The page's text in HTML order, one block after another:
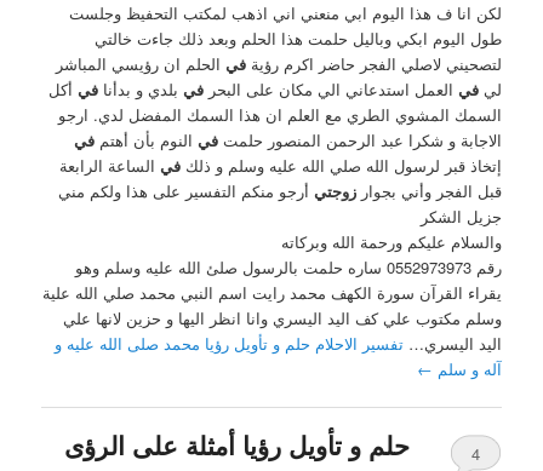
لكن انا ف هذا اليوم ابي منعني اني اذهب لمكتب التحفيظ وجلست
طول اليوم ابكي وباليل حلمت هذا الحلم وبعد ذلك جاءت خالتي
لتصحيني لاصلي الفجر حاضر اكرم رؤيةفي الحلم ان رؤيسي المباشر
ليفي العمل استدعاني الي مكان على البحرفي بلدي و بدأنافي أكل
السمك المشوي الطري مع العلم ان هذا السمك المفضل لدي. ارجو
الاجابة و شكرا عبد الرحمن المنصور حلمتفي النوم بأن أهتمفي
إتخاذ قبر لرسول الله صلي الله عليه وسلم و ذلكفي الساعة الرابعة
قبل الفجر وأني بجوارزوجتي أرجو منكم التفسير على هذا ولكم مني
جزيل الشكر
والسلام عليكم ورحمة الله وبركاته
رقم 0552973973 ساره حلمت بالرسول صلئ الله عليه وسلم وهو
يقراء القرآن سورة الكهف محمد رايت اسم النبي محمد صلي الله علية
وسلم مكتوب علي كف اليد اليسري وانا انظر اليها و حزين لانها علي
اليد اليسري…تفسير الاحلام حلم و تأويل رؤيا محمد صلى الله عليه و
آله و سلم ←
حلم و تأويل رؤيا أمثلة على الرؤى
4